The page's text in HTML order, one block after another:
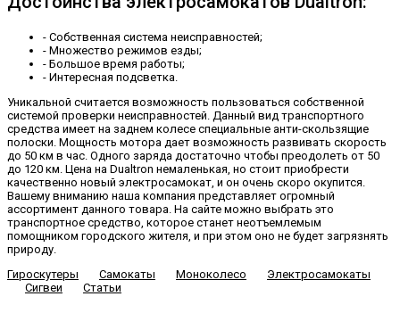
- Собственная система неисправностей;
- Множество режимов езды;
- Большое время работы;
- Интересная подсветка.
Уникальной считается возможность пользоваться собственной
системой проверки неисправностей. Данный вид транспортного
средства имеет на заднем колесе специальные анти-скользящие
полоски. Мощность мотора дает возможность развивать скорость
до 50 км в час. Одного заряда достаточно чтобы преодолеть от 50
до 120 км. Цена на Dualtron немаленькая, но стоит приобрести
качественно новый электросамокат, и он очень скоро окупится.
Вашему вниманию наша компания представляет огромный
ассортимент данного товара. На сайте можно выбрать это
транспортное средство, которое станет неотъемлемым
помощником городского жителя, и при этом оно не будет загрязнять
природу.
Гироскутеры
Самокаты Моноколесо
Электросамокаты
Сигвеи
Статьи